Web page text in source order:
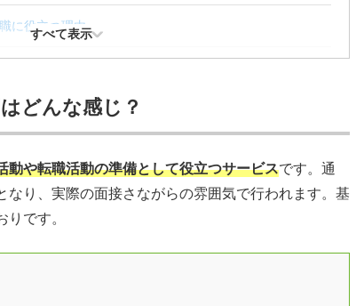
に役立つ理由
おすすめ
すべて表示
どんな感じ？
動や転職活動の準備として役立つサービスです。通
なり、実際の面接さながらの雰囲気で行われます。基
です。